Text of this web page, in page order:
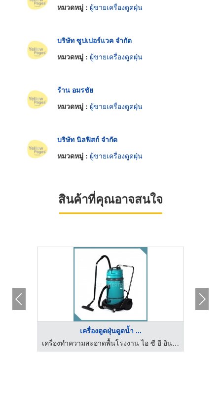
หมวดหมู่ : ผู้ขายเครื่องดูดฝุ่น
บริษัท ซูปเปอร์แวค จำกัด
หมวดหมู่ : ผู้ขายเครื่องดูดฝุ่น
ร้าน อมรชัย
หมวดหมู่ : ผู้ขายเครื่องดูดฝุ่น
บริษัท นิลฟิสก์ จำกัด
หมวดหมู่ : ผู้ขายเครื่องดูดฝุ่น
สินค้าที่คุณอาจสนใจ
เครื่องดูดฝุ่นดูดน้ำ ...
เครื่องทำความสะอาดพื้นโรงงาน ไอ ซี อี อินเตอร์เทรด